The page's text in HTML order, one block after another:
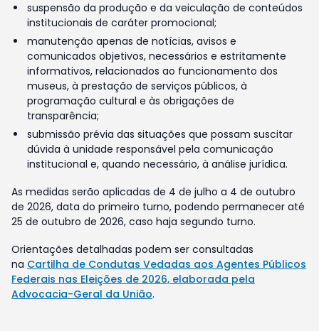
suspensão da produção e da veiculação de conteúdos
institucionais de caráter promocional;
manutenção apenas de notícias, avisos e
comunicados objetivos, necessários e estritamente
informativos, relacionados ao funcionamento dos
museus, à prestação de serviços públicos, à
programação cultural e às obrigações de
transparência;
submissão prévia das situações que possam suscitar
dúvida à unidade responsável pela comunicação
institucional e, quando necessário, à análise jurídica.
As medidas serão aplicadas de 4 de julho a 4 de outubro
de 2026, data do primeiro turno, podendo permanecer até
25 de outubro de 2026, caso haja segundo turno.
Orientações detalhadas podem ser consultadas
na Cartilha de Condutas Vedadas aos Agentes Públicos
Federais nas Eleições de 2026, elaborada pela
Advocacia-Geral da União.